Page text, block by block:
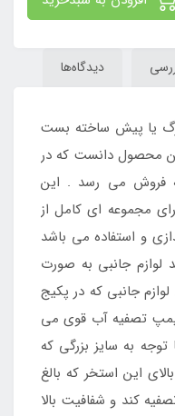
دیدگاه‌ها
یا پیش ساخته بست
محصول دانست که در
فروش می رسد . این
مجموعه ای کامل از
و استفاده می باشد
لوازم جانبی به صورت
جانبی که در پکیج
تصفیه آب قوی می
توجه به سایز بزرگی که
این استخر که بالغ
تصفیه کند و شفافیت بالا